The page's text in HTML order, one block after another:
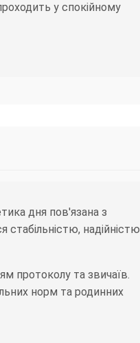
у спокійному
дня пов'язана з
надійністю
протоколу та звичаїв.
норм та родинних